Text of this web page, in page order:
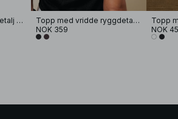
Asymmetrisk Spalte Detalj Drapert Topp
Topp med vridde ryggdetaljer
NOK 359
Topp
NOK